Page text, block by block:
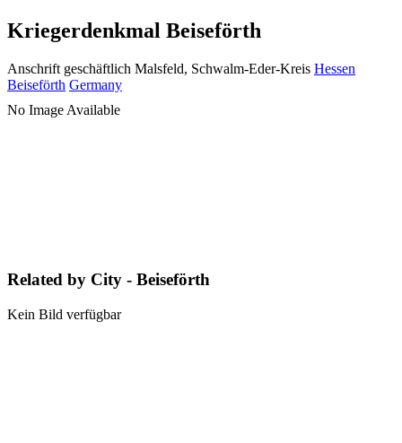
Kriegerdenkmal Beiseförth
Anschrift geschäftlich Malsfeld, Schwalm-Eder-Kreis Hessen
Beiseförth Germany
No Image Available
Related by City - Beiseförth
Kein Bild verfügbar